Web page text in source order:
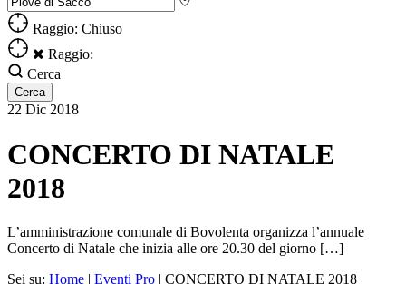
Raggio: Chiuso
Raggio:
Cerca
22 Dic 2018
CONCERTO DI NATALE
2018
L’amministrazione comunale di Bovolenta organizza l’annuale
Concerto di Natale che inizia alle ore 20.30 del giorno […]
Sei su: Home | Eventi Pro | CONCERTO DI NATALE 2018